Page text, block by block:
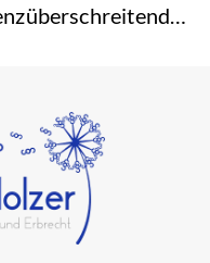
Grenzüberschreitende notarielle Testamentserrichtung und europäische Nachlasssicherung